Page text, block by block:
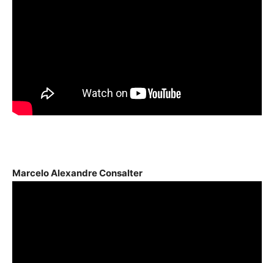
Marcelo Alexandre Consalter